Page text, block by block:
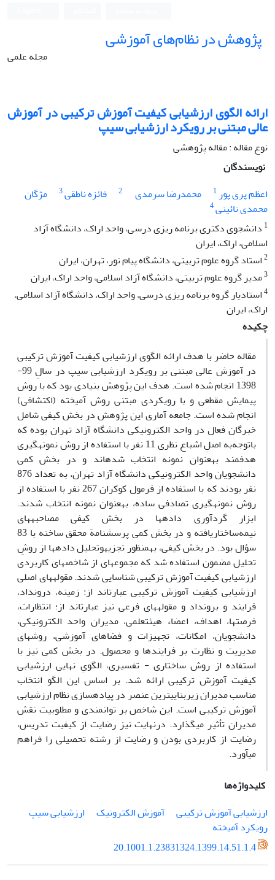
پژوهش در نظام‌های آموزشی
مجله علمی
ارائه الگوی ارزشیابی کیفیت آموزش ترکیبی در آموزش
عالی مبتنی بر رویکرد ارزشیابی سیپ
نوع مقاله : مقاله پژوهشی
نویسندگان
اعظم پری پور1 محمدرضا سرمدی 2 فائزه ناطقی3
مژگان
محمدی نائینی4
1 دانشجوی دکتری برنامه ریزی درسی، واحد اراک، دانشگاه آزاد
اسلامی، اراک، ایران
2استاد گروه علوم تربیتی، دانشگاه پیام نور، تهران، ایران
3مدیر گروه علوم تربیتی، دانشگاه آزاد اسلامی، واحد اراک، ایران
4استادیار گروه برنامه ریزی درسی، واحد اراک، دانشگاه آزاد اسلامی،
اراک، ایران
چکیده
مقاله حاضر با هدف ارائه الگوی ارزشیابی کیفیت آموزش ترکیبی
در آموزش عالی مبتنی بر رویکرد ارزشیابی سیپ در سالِ 99-
1398 انجام شده است. هدف این پژوهش بنیادی بود که با روش
پیمایش مقطعی و با رویکردی مبتنی روش آمیخته (اکتشافی)
انجام شده است. جامعه آماری این پژوهش در بخش کیفی شامل
خبرگان فعال در واحد الکترونیکی دانشگاه آزاد تهران بوده که
باتوجه‌به اصلِ اشباع نظری 11 نفر با استفاده از روش نمونه‏گیری
هدفمند به‏عنوان نمونه انتخاب شده‏اند و در بخش کمی
دانشجویان واحد الکترونیکی دانشگاه آزاد تهران، به تعداد 876
نفر بودند که با استفاده از فرمول کوکران 267 نفر با استفاده از
روش نمونه‏گیری تصادفی ساده، به‏عنوان نمونه انتخاب شدند.
ابزار گردآوری داده‏ها در بخش کیفی مصاحبه‏های
نیمه‌ساختاریافته و در بخش کمی پرسشنامة محقق ساخته با 83
سؤال بود. در بخش کیفی، به‏منظور تجزیه‏وتحلیل داده‏ها از روشِ
تحلیل مضمون استفاده شد که مجموعه‏ای از شاخص‏های کاربردی
ارزشیابی کیفیت آموزش ترکیبی شناسایی شدند. مقوله‏های اصلی
ارزشیابی کیفیت آموزش ترکیبی عبارت‏اند از: زمینه، درونداد،
فرایند و برونداد و مقوله‏های فرعی نیز عبارت‏اند از؛ انتظارات،
فرصت‏ها، اهداف، اعضاء هیئت‏علمی، مدیران واحد الکترونیکی،
دانشجویان، امکانات، تجهیزات و فضاهای آموزشی، روش‏های
مدیریت و نظارت بر فرایندها و محصول. در بخش کمی نیز با
استفاده از روش ساختاری - تفسیری، الگویِ نهایی ارزشیابی
کیفیت آموزش ترکیبی ارائه شد. بر اساس این الگو انتخاب
مناسب مدیران زیربنایی‏ترین عنصر در پیاده‏سازی نظام ارزشیابی
آموزش ترکیبی است. این شاخص بر توانمندی و مطلوبیت نقش
مدیران تأثیر می‏گذارد. درنهایت نیز رضایت از کیفیت تدریس،
رضایت از کاربردی بودن و رضایت از رشته تحصیلی را فراهم
می‏آورد.
کلیدواژه‌ها
ارزشیابی آموزش ترکیبی
آموزش الکترونیک
ارزشیابی سیپ
رویکرد آمیخته
20.1001.1.23831324.1399.14.51.1.4